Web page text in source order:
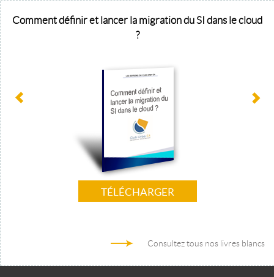
Comment définir et lancer la migration du SI dans le cloud
?
TÉLÉCHARGER
Consultez tous nos livres blancs